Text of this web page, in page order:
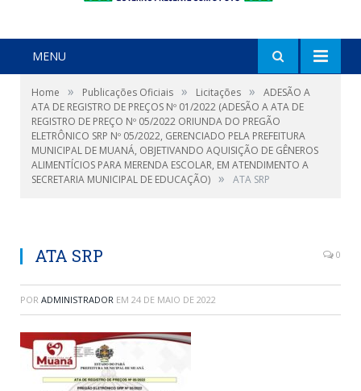
MENU
Home » Publicações Oficiais » Licitações »
ADESÃO A
ATA DE REGISTRO DE PREÇOS Nº 01/2022 (ADESÃO A ATA DE
REGISTRO DE PREÇO Nº 05/2022 ORIUNDA DO PREGÃO
ELETRÔNICO SRP Nº 05/2022, GERENCIADO PELA PREFEITURA
MUNICIPAL DE MUANÁ, OBJETIVANDO AQUISIÇÃO DE GÊNEROS
ALIMENTÍCIOS PARA MERENDA ESCOLAR, EM ATENDIMENTO A
SECRETARIA MUNICIPAL DE EDUCAÇÃO) » ATA SRP
ATA SRP 0
POR ADMINISTRADOR EM 24 DE MAIO DE 2022